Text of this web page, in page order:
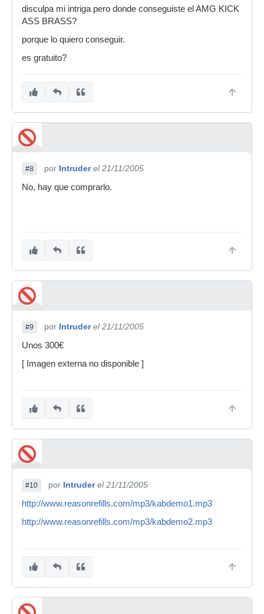
disculpa mi intriga pero donde conseguiste el AMG KICK
ASS BRASS?
porque lo quiero conseguir.
es gratuito?
#8 por Intruder el 21/11/2005
No, hay que comprarlo.
#9 por Intruder el 21/11/2005
Unos 300€
[ Imagen externa no disponible ]
#10 por Intruder el 21/11/2005
http://www.reasonrefills.com/mp3/kabdemo1.mp3
http://www.reasonrefills.com/mp3/kabdemo2.mp3